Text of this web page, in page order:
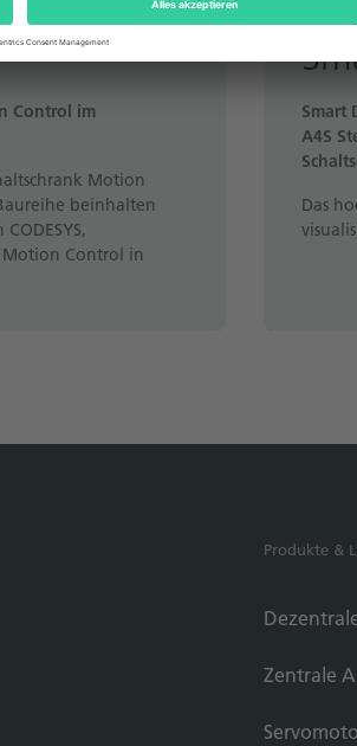
Control im
Motion
beinhalten
Control in
Smart
A4S
Das
Produkte &
Zentrale